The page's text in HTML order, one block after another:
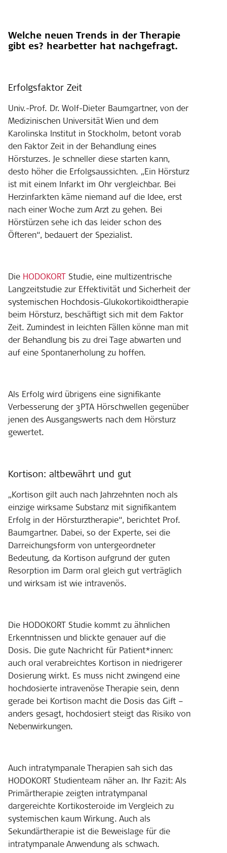
Welche neuen Trends in der Therapie
gibt es? hearbetter hat nachgefragt.
Erfolgsfaktor Zeit
Univ.-Prof. Dr. Wolf-Dieter Baumgartner, von der
Medizinischen Universität Wien und dem
Karolinska Institut in Stockholm, betont vorab
den Faktor Zeit in der Behandlung eines
Hörsturzes. Je schneller diese starten kann,
desto höher die Erfolgsaussichten. „Ein Hörsturz
ist mit einem Infarkt im Ohr vergleichbar. Bei
Herzinfarkten käme niemand auf die Idee, erst
nach einer Woche zum Arzt zu gehen. Bei
Hörstürzen sehe ich das leider schon des
Öfteren“, bedauert der Spezialist.
Die HODOKORT Studie, eine multizentrische
Langzeitstudie zur Effektivität und Sicherheit der
systemischen Hochdosis-Glukokortikoidtherapie
beim Hörsturz, beschäftigt sich mit dem Faktor
Zeit. Zumindest in leichten Fällen könne man mit
der Behandlung bis zu drei Tage abwarten und
auf eine Spontanerholung zu hoffen.
Als Erfolg wird übrigens eine signifikante
Verbesserung der 3PTA Hörschwellen gegenüber
jenen des Ausgangswerts nach dem Hörsturz
gewertet.
Kortison: altbewährt und gut
„Kortison gilt auch nach Jahrzehnten noch als
einzige wirksame Substanz mit signifikantem
Erfolg in der Hörsturztherapie“, berichtet Prof.
Baumgartner. Dabei, so der Experte, sei die
Darreichungsform von untergeordneter
Bedeutung, da Kortison aufgrund der guten
Resorption im Darm oral gleich gut verträglich
und wirksam ist wie intravenös.
Die HODOKORT Studie kommt zu ähnlichen
Erkenntnissen und blickte genauer auf die
Dosis. Die gute Nachricht für Patient*innen:
auch oral verabreichtes Kortison in niedrigerer
Dosierung wirkt. Es muss nicht zwingend eine
hochdosierte intravenöse Therapie sein, denn
gerade bei Kortison macht die Dosis das Gift –
anders gesagt, hochdosiert steigt das Risiko von
Nebenwirkungen.
Auch intratympanale Therapien sah sich das
HODOKORT Studienteam näher an. Ihr Fazit: Als
Primärtherapie zeigten intratympanal
dargereichte Kortikosteroide im Vergleich zu
systemischen kaum Wirkung. Auch als
Sekundärtherapie ist die Beweislage für die
intratympanale Anwendung als schwach.